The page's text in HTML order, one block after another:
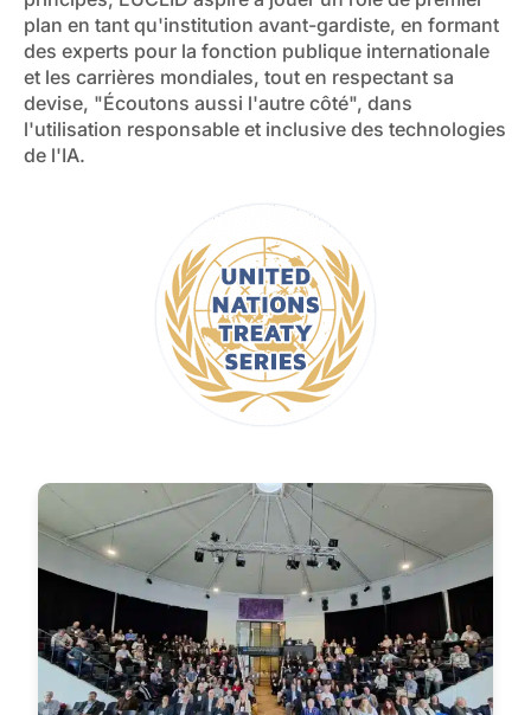
plan en tant qu'institution avant-gardiste, en formant
des experts pour la fonction publique internationale
et les carrières mondiales, tout en respectant sa
devise, "Écoutons aussi l'autre côté", dans
l'utilisation responsable et inclusive des technologies
de l'IA.